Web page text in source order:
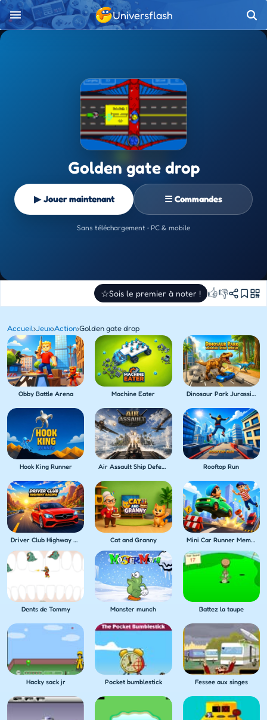
Universflash
Golden gate drop
▶ Jouer maintenant ☰ Commandes
Sans téléchargement • PC & mobile
☆Sois le premier à noter ! 👍👎
Accueil›Jeux›Action›Golden gate drop
Obby Battle Arena Machine Eater Dinosaur Park Jurassic Dino World
Hook King Runner Air Assault Ship Defense Rooftop Run
Driver Club Highway Racing Cat and Granny Mini Car Runner Meme Games
Dents de Tommy Monster munch Battez la taupe
Hacky sack jr Pocket bumblestick Fessee aux singes